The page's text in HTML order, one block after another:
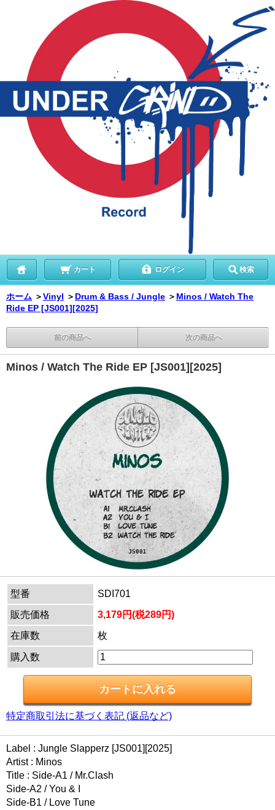
カート ログイン 検索
ホーム ＞Vinyl ＞ Drum & Bass / Jungle ＞ Minos / Watch The
Ride EP [JS001][2025]
前の商品へ 次の商品へ
Minos / Watch The Ride EP [JS001][2025]
型番
SDI701
販売価格
3,179円(税289円)
在庫数
枚
購入数
特定商取引法に基づく表記 (返品など)
Label : Jungle Slapperz [JS001][2025]
Artist : Minos
Title : Side-A1 / Mr.Clash
Side-A2 / You & I
Side-B1 / Love Tune